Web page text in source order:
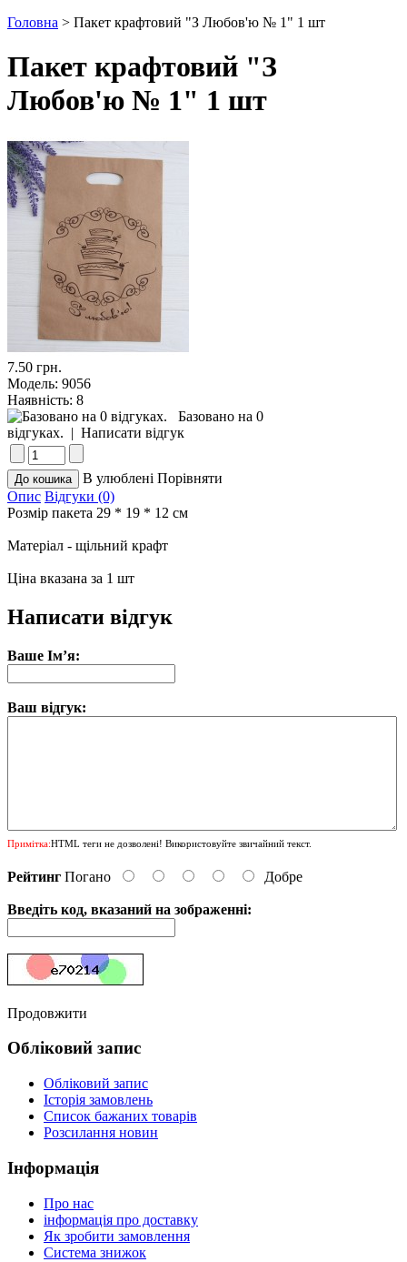
Головна > Пакет крафтовий "З Любов'ю № 1" 1 шт
Пакет крафтовий "З
Любов'ю № 1" 1 шт
7.50 грн.
Модель: 9056
Наявність: 8
Базовано на 0
відгуках. | Написати відгук
В улюблені Порівняти
Опис Відгуки (0)
Розмір пакета 29 * 19 * 12 см
Матеріал - щільний крафт
Ціна вказана за 1 шт
Написати відгук
Ваше Ім’я:
Ваш відгук:
Примітка:HTML теги не дозволені! Використовуйте звичайний текст.
Рейтинг Погано Добре
Введіть код, вказаний на зображенні:
Продовжити
Обліковий запис
Обліковий запис
Історія замовлень
Список бажаних товарів
Розсилання новин
Інформація
Про нас
інформація про доставку
Як зробити замовлення
Система знижок